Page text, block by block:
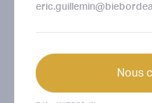
Nous